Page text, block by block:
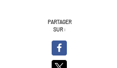
PARTAGER
SUR :